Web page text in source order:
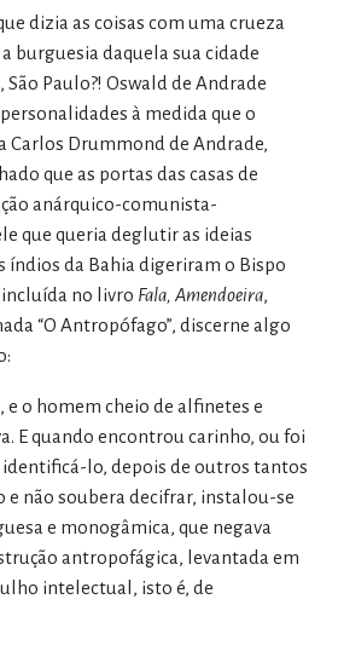
dizia as coisas com uma crueza
burguesia daquela sua cidade
Paulo?! Oswald de Andrade
à medida que o
Carlos Drummond de Andrade,
que as portas das casas de
anárquico-comunista-
que queria deglutir as ideias
índios da Bahia digeriram o Bispo
no livro Fala, Amendoeira,
“O Antropófago”, discerne algo
e o homem cheio de alfinetes e
E quando encontrou carinho, ou foi
lo, depois de outros tantos
e não soubera decifrar, instalou-se
e monogâmica, que negava
antropofágica, levantada em
intelectual, isto é, de